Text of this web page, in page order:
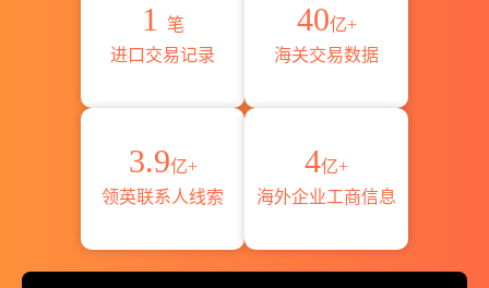
1
笔
进口交易记录
40亿+
海关交易数据
3.9亿+
领英联系人线索
4亿+
海外企业工商信息